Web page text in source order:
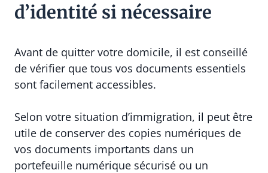
d’identité si nécessaire
Avant de quitter votre domicile, il est conseillé
de vérifier que tous vos documents essentiels
sont facilement accessibles.
Selon votre situation d’immigration, il peut être
utile de conserver des copies numériques de
vos documents importants dans un
portefeuille numérique sécurisé ou un